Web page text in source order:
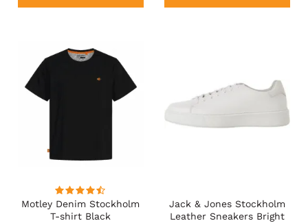
Motley Denim Stockholm
T-shirt Black
Jack & Jones Stockholm
Leather Sneakers Bright